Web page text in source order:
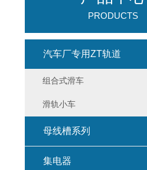
PRODUCTS
汽车厂专用ZT轨道
组合式滑车
滑轨小车
母线槽系列
集电器